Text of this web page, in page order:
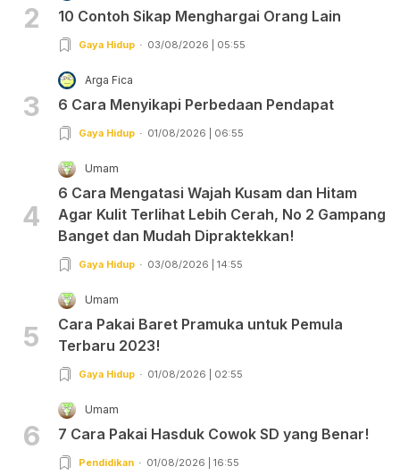
2 10 Contoh Sikap Menghargai Orang Lain
Gaya Hidup 03/08/2026 | 05:55
3
Arga Fica
6 Cara Menyikapi Perbedaan Pendapat
Gaya Hidup 01/08/2026 | 06:55
4
Umam
6 Cara Mengatasi Wajah Kusam dan Hitam
Agar Kulit Terlihat Lebih Cerah, No 2 Gampang
Banget dan Mudah Dipraktekkan!
Gaya Hidup 03/08/2026 | 14:55
5
Umam
Cara Pakai Baret Pramuka untuk Pemula
Terbaru 2023!
Gaya Hidup 01/08/2026 | 02:55
6
Umam
7 Cara Pakai Hasduk Cowok SD yang Benar!
Pendidikan 01/08/2026 | 16:55